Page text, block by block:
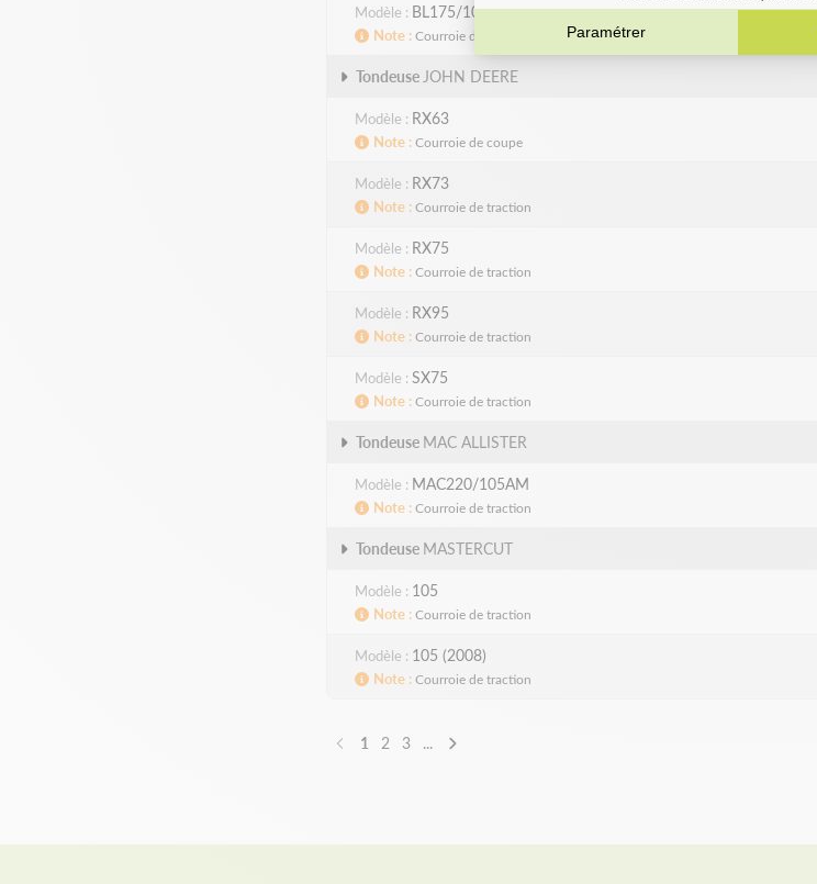
Modèle BL175/105T
Note Courroie de traction
TondeuseJOHN DEERE
Modèle RX63
Note Courroie de coupe
Modèle RX73
Note Courroie de traction
Modèle RX75
Note Courroie de traction
Modèle RX95
Note Courroie de traction
Modèle SX75
Note Courroie de traction
Tondeuse MAC ALLISTER
Modèle MAC220/105AM
Note Courroie de traction
Tondeuse MASTERCUT
Modèle 105
Note Courroie de traction
Modèle 105 (2008)
Note Courroie de traction
Précédent
1 2 3 ... Suivant